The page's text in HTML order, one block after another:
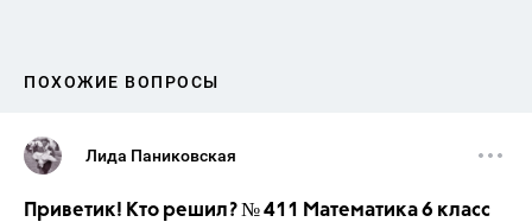
ПОХОЖИЕ ВОПРОСЫ
Лида Паниковская
Приветик! Кто решил? № 411 Математика 6 класс